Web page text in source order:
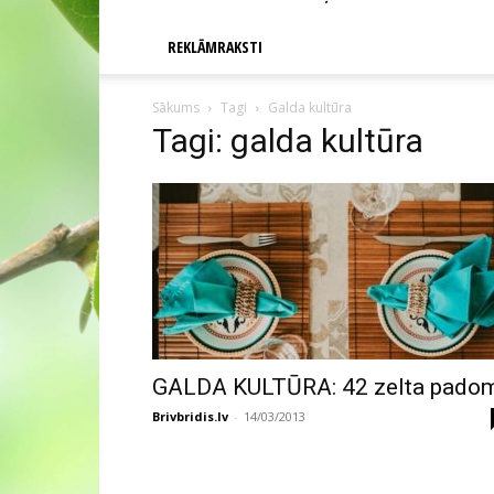
REKLĀMRAKSTI
Sākums Tagi Galda kultūra
Tagi: galda kultūra
GALDA KULTŪRA: 42 zelta
Brivbridis.lv - 14/03/2013